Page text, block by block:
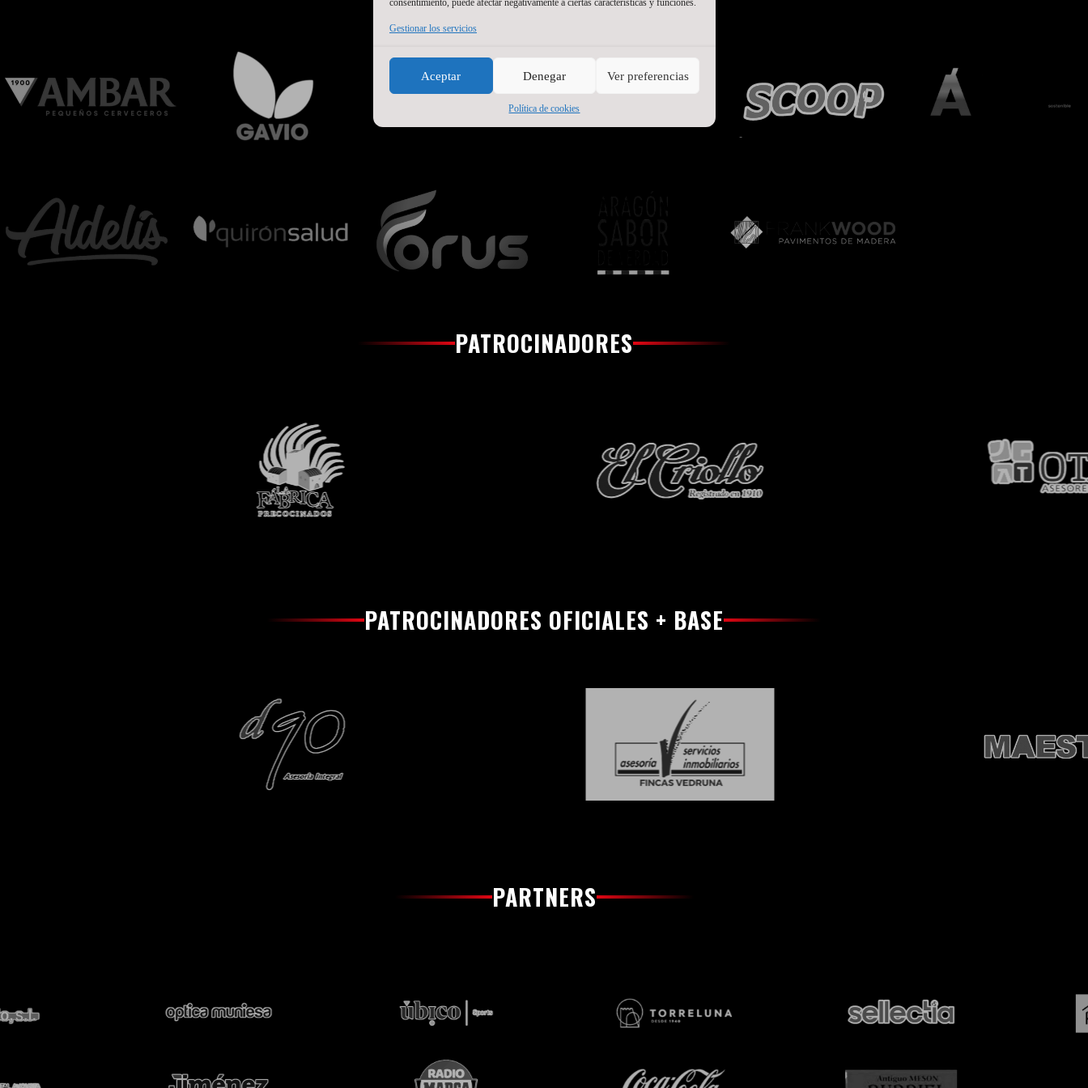
Gestionar los servicios
Aceptar Denegar Ver preferencias
Política de cookies
PATROCINADORES
PATROCINADORES OFICIALES + BASE
PARTNERS